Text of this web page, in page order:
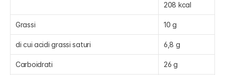
208 kcal
Grassi 10 g
di cui acidi grassi saturi 6,8 g
Carboidrati 26 g